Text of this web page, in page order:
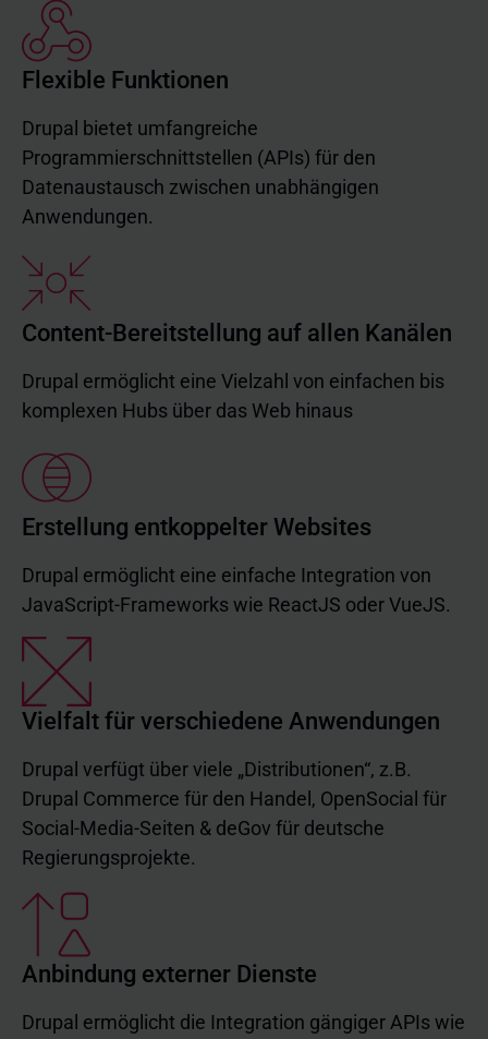
Flexible Funktionen
Drupal bietet umfangreiche
Programmierschnittstellen (APIs) für den
Datenaustausch zwischen unabhängigen
Anwendungen.
Content-Bereitstellung auf allen Kanälen
Drupal ermöglicht eine Vielzahl von einfachen bis
komplexen Hubs über das Web hinaus
Erstellung entkoppelter Websites
Drupal ermöglicht eine einfache Integration von
JavaScript-Frameworks wie ReactJS oder VueJS.
Vielfalt für verschiedene Anwendungen
Drupal verfügt über viele „Distributionen“, z.B.
Drupal Commerce für den Handel, OpenSocial für
Social-Media-Seiten & deGov für deutsche
Regierungsprojekte.
Anbindung externer Dienste
Drupal ermöglicht die Integration gängiger APIs wie